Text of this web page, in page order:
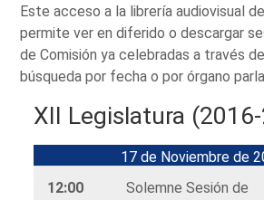
Este acceso a la librería audiovisual
permite ver en diferido o descargar
de Comisión ya celebradas a través
búsqueda por fecha o por órgano
XII Legislatura
17 de Noviembre de
12:00
Solemne Sesión de